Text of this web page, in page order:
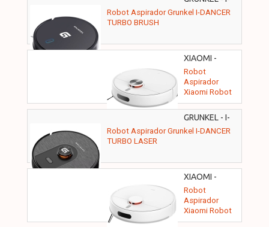
control por
WiFi/ Blanco
DANCERTURBOBRUSH
Robot Aspirador Grunkel I-DANCER
TURBO BRUSH
XIAOMI -
BHR084AEU
Robot
Aspirador
Xiaomi Robot
Vacuum S40/
Friegasuelos/
control por
WiFi/ Blanco
GRUNKEL - I-
DANCERTURBOLASER
Robot Aspirador Grunkel I-DANCER
TURBO LASER
XIAOMI -
BHR07XBEU
Robot
Aspirador
Xiaomi Robot
Vacuum H40/